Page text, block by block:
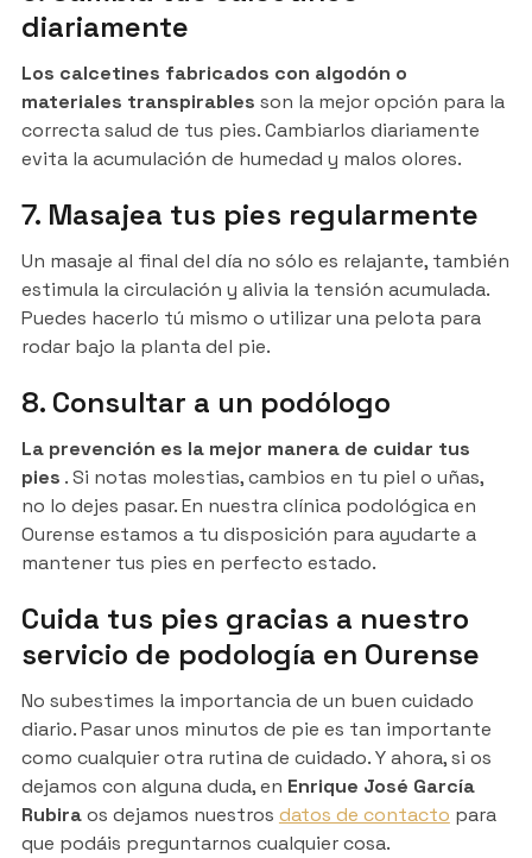
diariamente
Los calcetines fabricados con algodón o
materiales transpirables son la mejor opción para la
correcta salud de tus pies. Cambiarlos diariamente
evita la acumulación de humedad y malos olores.
7. Masajea tus pies regularmente
Un masaje al final del día no sólo es relajante, también
estimula la circulación y alivia la tensión acumulada.
Puedes hacerlo tú mismo o utilizar una pelota para
rodar bajo la planta del pie.
8. Consultar a un podólogo
La prevención es la mejor manera de cuidar tus
pies . Si notas molestias, cambios en tu piel o uñas,
no lo dejes pasar. En nuestra clínica podológica en
Ourense estamos a tu disposición para ayudarte a
mantener tus pies en perfecto estado.
Cuida tus pies gracias a nuestro
servicio de podología en Ourense
No subestimes la importancia de un buen cuidado
diario. Pasar unos minutos de pie es tan importante
como cualquier otra rutina de cuidado. Y ahora, si os
dejamos con alguna duda, en Enrique José García
Rubiraos dejamos nuestros datos de contacto para
que podáis preguntarnos cualquier cosa.